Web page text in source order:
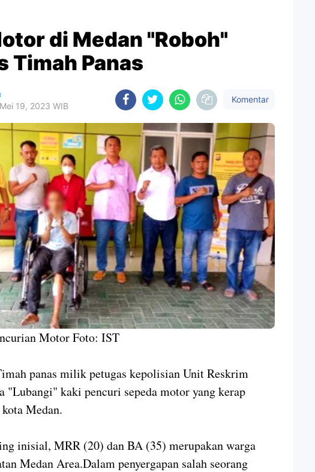
di Medan "Roboh"
Timah Panas
19, 2023 WIB
Komentar
Motor Foto: IST
panas milik petugas kepolisian Unit Reskrim
"Lubangi" kaki pencuri sepeda motor yang kerap
Medan.
inisial, MRR (20) dan BA (35) merupakan warga
Medan Area.Dalam penyergapan salah seorang